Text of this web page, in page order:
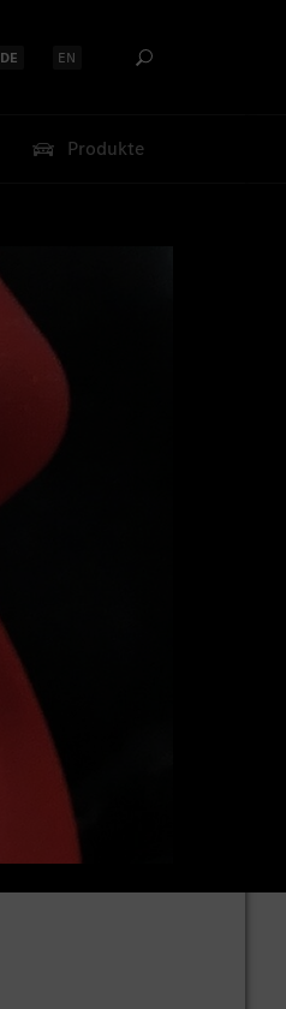
Sprache auswählen:
DE Sprache auswählen:
EN
Produkte